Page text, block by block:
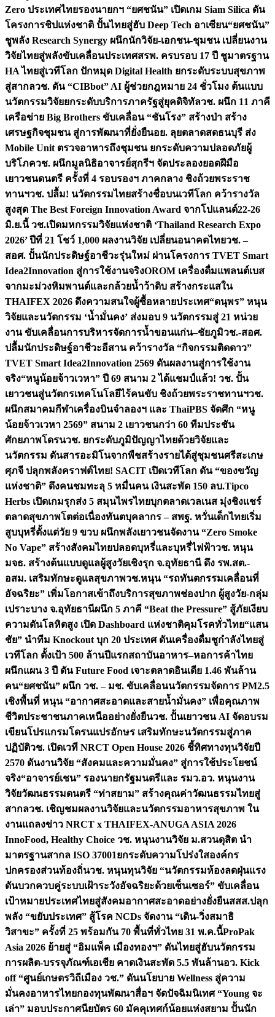
Zero ประเทศไทยรองนายกฯ “ยศชนัน” เปิดเกม Siam Silica ดัน
โครงการชิปแห่งชาติ ปั้นไทยสู่ฮับ Deep Tech อาเซียน“ยศชนัน”
ชูพลัง Research Synergy ผนึกนักวิจัย-เอกชน-ชุมชน เปลี่ยนงาน
วิจัยไทยสู่พลังขับเคลื่อนประเทศสรพ. ครบรอบ 17 ปี ชูมาตรฐาน
HA ไทยสู่เวทีโลก ปักหมุด Digital Health ยกระดับระบบสุขภาพ
สู่สากลวช. ดัน “CIBbot” AI ผู้ช่วยกฎหมาย 24 ชั่วโมง ต้นแบบ
นวัตกรรมวิจัยยกระดับบริการภาครัฐสู่ยุคดิจิทัลวช. ผนึก 11 ภาคี
เครือข่าย Big Brothers ขับเคลื่อน “ชันโรง” สร้างป่า สร้าง
เศรษฐกิจชุมชน สู่การพัฒนาที่ยั่งยืนอย. ลุยตลาดสดธนบุรี ส่ง
Mobile Unit ตรวจอาหารถึงชุมชน ยกระดับความปลอดภัยผู้
บริโภควช. ผนึกมูลนิธิอาจารย์สุกรีฯ จัดประลองยอดฝีมือ
เยาวชนดนตรี ครั้งที่ 4 รอบรองฯ ภาคกลาง ชิงถ้วยพระราช
ทานฯวช. ปลื้ม! นวัตกรรมไทยสร้างชื่อบนเวทีโลก คว้ารางวัล
สูงสุด The Best Foreign Innovation Award จากโปแลนด์22-26
มิ.ย.นี้ วช.เปิดมหกรรมวิจัยแห่งชาติ ‘Thailand Research Expo
2026’ ปีที่ 21 โชว์ 1,000 ผลงานวิจัย เปลี่ยนอนาคตไทยวช. –
สอศ. ปั้นนักประดิษฐ์อาชีวะรุ่นใหม่ ผ่านโครงการ TVET Smart
Idea2Innovation สู่การใช้งานจริงOROM เครื่องดื่มแพลนต์เบส
จากมะม่วงหิมพานต์และกล้วยน้ำว้าดิบ สร้างกระแสใน
THAIFEX 2026 ดึงความสนใจผู้ซื้อหลายประเทศ“ดนุพร” หนุน
วิจัยและนวัตกรรม ‘น้ำมั่นคง’ ส่งมอบ 9 นวัตกรรมสู่ 21 หน่วย
งาน ขับเคลื่อนการบริหารจัดการน้ำขอนแก่น–ชัยภูมิวช.-สอศ.
ปลื้มนักประดิษฐ์อาชีวะอีสาน คว้ารางวัล “กิจกรรมติดดาว”
TVET Smart Idea2Innovation 2569 ดันผลงานสู่การใช้งาน
จริง“หนูน้อยจ้าวเวหา” ปี 69 สนาม 2 ได้แชมป์แล้ว! วช. ปั้น
เยาวชนสู่นวัตกรเทคโนโลยีไร้คนขับ ชิงถ้วยพระราชทานฯวช.
ผนึกสมาคมกีฬาเครื่องบินจำลองฯ และ ThaiPBS จัดศึก “หนู
น้อยจ้าวเวหา 2569” สนาม 2 เยาวชนกว่า 60 ทีมประชัน
ศักยภาพโดรนวช. ยกระดับภูมิปัญญาไทยด้วยวิจัยและ
นวัตกรรม ดันสารอะมิโนจากพืชสร้างรายได้สู่ชุมชนศรีสะเกษ
ศุภจี ปลุกพลังคราฟต์ไทย! SACIT เปิดเวทีโลก ดัน “ของขวัญ
แห่งชาติ” ดึงคนชมทะลุ 5 หมื่นคน เงินสะพัด 150 ลบ.Tipco
Herbs เปิดเกมรุกส่ง 5 สมุนไพรไทยบุกตลาดเวลเนส มุ่งชิงแชร์
ตลาดสุขภาพโตต่อเนื่องทันตบุคลากร – สพฐ. หวั่นเด็กไทยเริ่ม
สูบบุหรี่ตั้งแต่วัย 9 ขวบ ผนึกพลังเยาวชนจัดงาน “Zero Smoke
No Vape” สร้างสังคมไทยปลอดบุหรี่และบุหรี่ไฟฟ้าวช. หนุน
มจธ. สร้างต้นแบบดูแลผู้สูงวัยเชิงรุก จ.อุทัยธานี ดึง รพ.สต.-
อสม. เสริมทักษะดูแลสุขภาพวช.หนุน “รถทันตกรรมเคลื่อนที่
อัจฉริยะ” เพิ่มโอกาสเข้าถึงบริการสุขภาพช่องปาก ผู้สูงวัย-กลุ่ม
เปราะบาง จ.อุทัยธานีผนึก 5 ภาคี “Beat the Pressure” สู้ภัยเงียบ
ความดันโลหิตสูง เปิด Dashboard แห่งชาติคุมโรคทั่วไทย“แสน
ชัย” นำทีม Knockout บุก 20 ประเทศ ดันเครื่องดื่มชูกำลังไทยสู่
เวทีโลก ตั้งเป้า 500 ล้านปีแรกสถาบันอาหาร–หอการค้าไทย
ผนึกแผน 3 ปี ดัน Future Food เจาะตลาดอินเดีย 1.46 พันล้าน
คน“ยศชนัน” ผนึก วช. – มช. ขับเคลื่อนนวัตกรรมจัดการ PM2.5
เชิงพื้นที่ หนุน “อากาศสะอาดและสายน้ำมั่นคง” เพื่อคุณภาพ
ชีวิตประชาชนภาคเหนืออย่างยั่งยืนวช. ปั้นเยาวชน AI จัดอบรม
เขียนโปรแกรมโดรนแปรอักษร เสริมทักษะนวัตกรรมสู่ภาค
ปฏิบัติวช. เปิดเวที NRCT Open House 2026 ชี้ทิศทางทุนวิจัยปี
2570 ดันงานวิจัย “สังคมและความมั่นคง” สู่การใช้ประโยชน์
จริง“อาจารย์เชน” รองนายกรัฐมนตรีและ รมว.อว. หนุนงาน
วิจัยวัฒนธรรมดนตรี “ท่าสยาม” สร้างคุณค่าวัฒนธรรมไทยสู่
สากลวช. เชิญชมผลงานวิจัยและนวัตกรรมอาหารสุขภาพ ใน
งานแถลงข่าว NRCT x THAIFEX-ANUGA ASIA 2026
InnoFood, Healthy Choice วช. หนุนงานวิจัย ม.สวนดุสิต นำ
มาตรฐานสากล ISO 37001ยกระดับความโปร่งใสองค์กร
ปกครองส่วนท้องถิ่นวช. หนุนทุนวิจัย “นวัตกรรมห้องลดฝุ่นแรง
ดันบวกควบคู่ระบบเฝ้าระวังอัจฉริยะด้วยเซ็นเซอร์” ขับเคลื่อน
เป้าหมายประเทศไทยสู่สังคมอากาศสะอาดอย่างยั่งยืนสสส.ปลุก
พลัง “ขยับประเทศ” สู้โรค NCDs จัดงาน “เดิน-วิ่งสมาธิ
วิสาขะ” ครั้งที่ 25 พร้อมกัน 70 พื้นที่ทั่วไทย 31 พ.ค.นี้ProPak
Asia 2026 ย้ายสู่ “อิมแพ็ค เมืองทองฯ” ดันไทยสู่ฮับนวัตกรรม
การผลิต-บรรจุภัณฑ์เอเชีย คาดเงินสะพัด 5.5 พันล้านอว. Kick
off “ศูนย์เกษตรวิถีเมือง วช.” ดันนโยบาย Wellness สู่ความ
มั่นคงอาหารไทยกองทุนพัฒนาสื่อฯ จัดปัจฉิมนิเทศ “Young จะ
เล่า” มอบประกาศนียบัตร 60 มัคคุเทศก์น้อยแห่งสยาม ปั้นนัก